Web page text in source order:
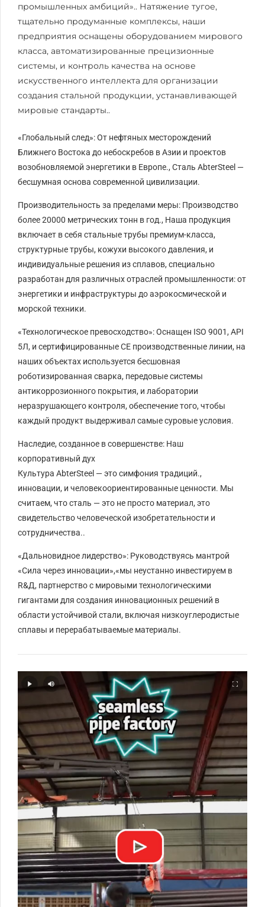
промышленных амбиций».. Натяжение тугое,
тщательно продуманные комплексы, наши
предприятия оснащены оборудованием мирового
класса, автоматизированные прецизионные
системы, и контроль качества на основе
искусственного интеллекта для организации
создания стальной продукции, устанавливающей
мировые стандарты..
«Глобальный след»: От нефтяных месторождений
Ближнего Востока до небоскребов в Азии и проектов
возобновляемой энергетики в Европе., Сталь AbterSteel —
бесшумная основа современной цивилизации.
‌Производительность за пределами меры‌: Производство
более 20000 метрических тонн в год., Наша продукция
включает в себя стальные трубы премиум-класса,
структурные трубы, кожухи высокого давления, и
индивидуальные решения из сплавов, специально
разработан для различных отраслей промышленности: от
энергетики и инфраструктуры до аэрокосмической и
морской техники.
«Технологическое превосходство»: Оснащен ‌ISO 9001, API
5Л, и сертифицированные CE‌ производственные линии, на
наших объектах используется бесшовная
роботизированная сварка, передовые системы
антикоррозионного покрытия, и лаборатории
неразрушающего контроля, обеспечение того, чтобы
каждый продукт выдерживал самые суровые условия.
‌Наследие, созданное в совершенстве: Наш
корпоративный дух‌
Культура AbterSteel — это симфония традиций.,
инновации, и человекоориентированные ценности‌. Мы
считаем, что сталь — это не просто материал, это
свидетельство человеческой изобретательности и
сотрудничества..
«Дальновидное лидерство»: Руководствуясь мантрой
«Сила через инновации»,«мы неустанно инвестируем в
R&Д, партнерство с мировыми технологическими
гигантами для создания инновационных решений в
области устойчивой стали, включая низкоуглеродистые
сплавы и перерабатываемые материалы.